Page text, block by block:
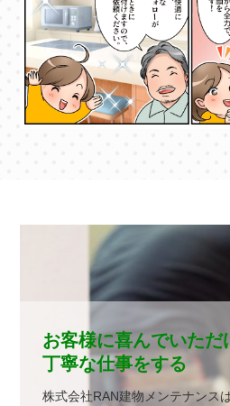
お客様に喜んでいただ
丁寧な仕事をする
株式会社RAN建物メンテナンス